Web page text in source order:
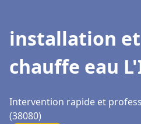
installation
chauffe eau
Intervention rapide et
(38080)